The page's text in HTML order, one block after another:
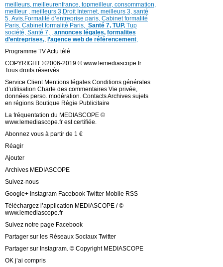
meilleurs meilleurenfrance, topmeilleur, consommation
meilleur , meilleurs 3, Droit Internet, meilleurs 3, santé
5, Avis Formalité d’entreprise paris, Cabinet formalité
Paris, Cabinet formalité Paris, Santé 7, TUP, Tup
société, Santé 7 annonces légales, formalites
d’entreprises, l’agence web de référencement
Programme TV Actu télé
COPYRIGHT ©2006-2019 © www.lemediascope.fr
Tous droits réservés
Service Client Mentions légales Conditions générales
d’utilisation Charte des commentaires Vie privée,
données perso. modération. Contacts Archives sujets
en régions Boutique Régie Publicitaire
La fréquentation du MEDIASCOPE ©
www.lemediascope.fr est certifiée.
Abonnez vous à partir de 1 €
Réagir
Ajouter
Archives MEDIASCOPE
Suivez-nous
Google+ Instagram Facebook Twitter Mobile RSS
Téléchargez l’application MEDIASCOPE / ©
www.lemediascope.fr
Suivez notre page Facebook
Partager sur les Réseaux Sociaux Twitter
Partager sur Instagram. © Copyright MEDIASCOPE
OK j’ai compris